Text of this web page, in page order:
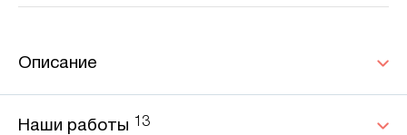
Описание
Наши работы 13